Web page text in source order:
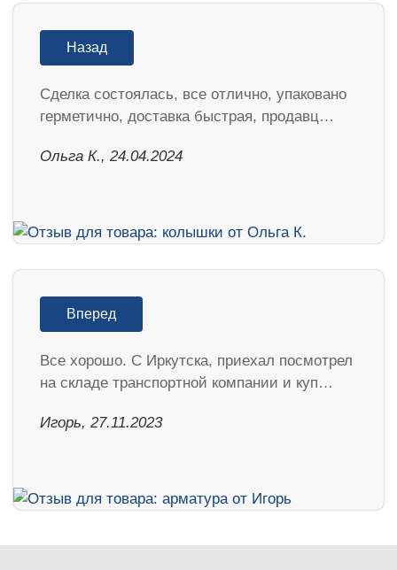
Назад
Сделка состоялась, все отлично, упаковано
герметично, доставка быстрая, продавц…
Ольга К., 24.04.2024
Вперед
Все хорошо. С Иркутска, приехал посмотрел
на складе транспортной компании и куп…
Игорь, 27.11.2023